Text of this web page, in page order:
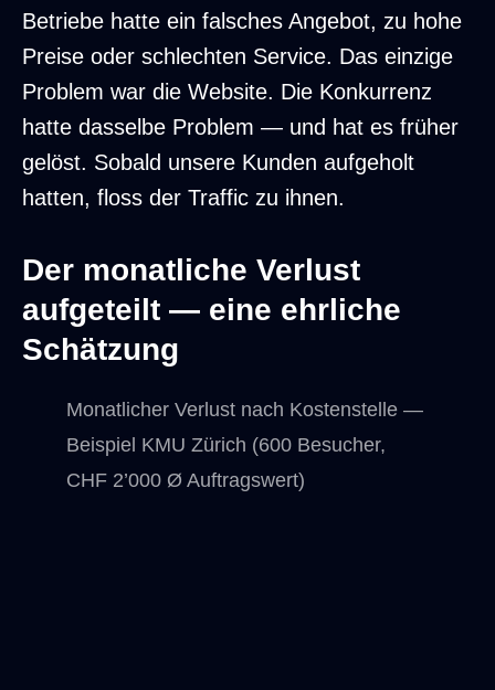
Betriebe hatte ein falsches Angebot, zu hohe
Preise oder schlechten Service. Das einzige
Problem war die Website. Die Konkurrenz
hatte dasselbe Problem — und hat es früher
gelöst. Sobald unsere Kunden aufgeholt
hatten, floss der Traffic zu ihnen.
Der monatliche Verlust
aufgeteilt — eine ehrliche
Schätzung
Monatlicher Verlust nach Kostenstelle —
Beispiel KMU Zürich (600 Besucher,
CHF 2’000 Ø Auftragswert)